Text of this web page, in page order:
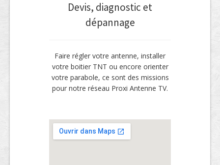
Devis, diagnostic et
dépannage
Faire régler votre antenne, installer
votre boitier TNT ou encore orienter
votre parabole, ce sont des missions
pour notre réseau Proxi Antenne TV.